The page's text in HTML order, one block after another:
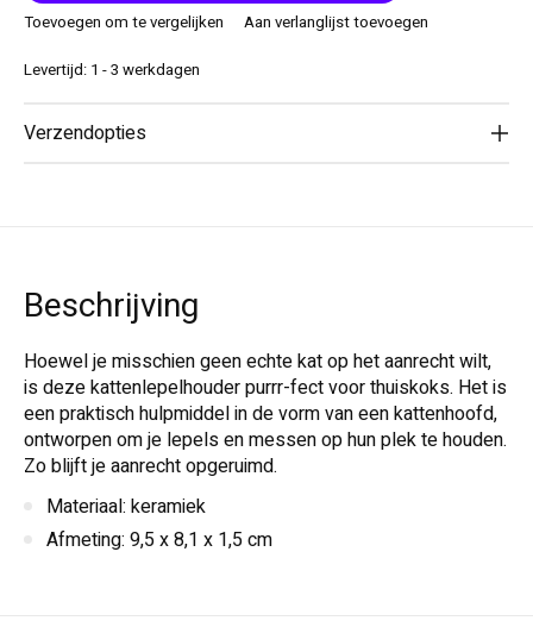
Toevoegen om te vergelijken
Aan verlanglijst toevoegen
Levertijd: 1 - 3 werkdagen
Verzendopties
Beschrijving
Hoewel je misschien geen echte kat op het aanrecht wilt,
is deze kattenlepelhouder purrr-fect voor thuiskoks. Het is
een praktisch hulpmiddel in de vorm van een kattenhoofd,
ontworpen om je lepels en messen op hun plek te houden.
Zo blijft je aanrecht opgeruimd.
Materiaal: keramiek
Afmeting: 9,5 x 8,1 x 1,5 cm